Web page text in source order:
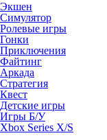
Экшен
Симулятор
Ролевые игры
Гонки
Приключения
Файтинг
Аркада
Стратегия
Квест
Детские игры
Игры Б/У
Xbox Series X/S